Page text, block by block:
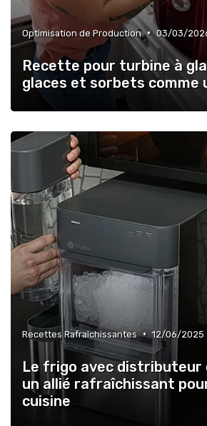
Optimisation de Production • 03/03/
Recette pour turbine à
glaces et sorbets comme
Recettes Rafraîchissantes • 12/06/2025
Le frigo avec distributeur
un allié rafraîchissant
cuisine